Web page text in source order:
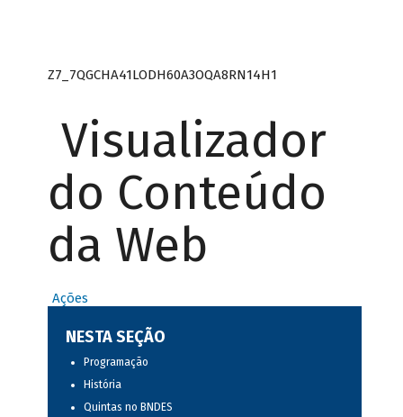
Z7_7QGCHA41LODH60A3OQA8RN14H1
Visualizador
do Conteúdo
da Web
Ações
NESTA SEÇÃO
Programação
História
Quintas no BNDES